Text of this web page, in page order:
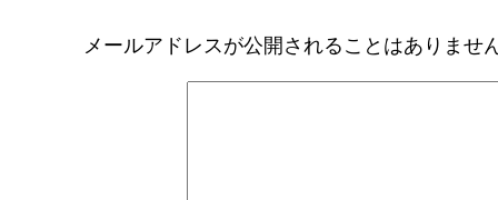
メールアドレスが公開されることはありません